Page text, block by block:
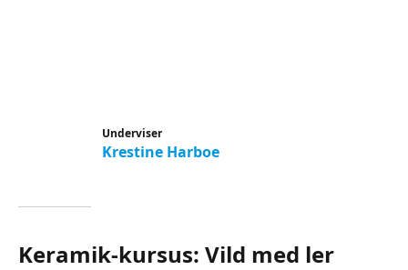
Underviser
Krestine Harboe
Keramik-kursus: Vild med ler